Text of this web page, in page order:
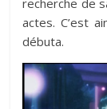
actes. C’est
débuta.